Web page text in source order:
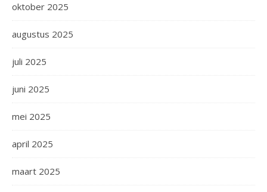
oktober 2025
augustus 2025
juli 2025
juni 2025
mei 2025
april 2025
maart 2025